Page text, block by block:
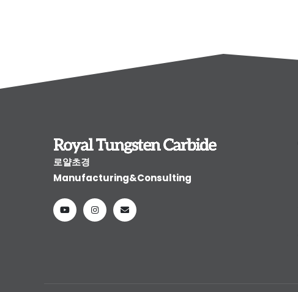
로얄초경
Manufacturing&Consulting